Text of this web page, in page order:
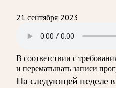
21 сентября 2023
В соответствии с
и перематывать записи
На следующей неделе